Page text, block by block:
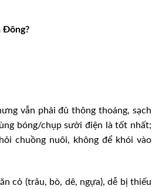
Đông?
vẫn phải đủ thông thoáng, sạch
bóng/chụp sưởi điện là tốt nhất;
chuồng nuôi, không để khói vào
cỏ (trâu, bò, dê, ngựa), dễ bị thiếu